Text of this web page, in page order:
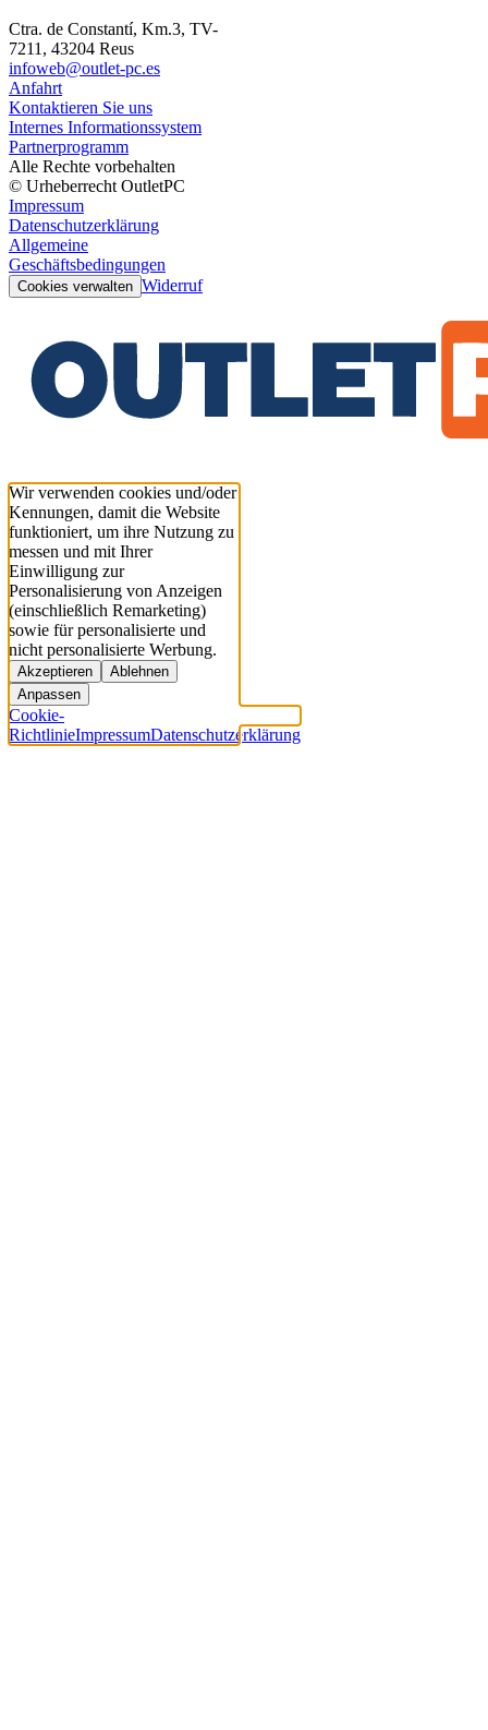
Ctra. de Constantí, Km.3, TV-
7211, 43204 Reus
infoweb@outlet-pc.es
Anfahrt
Kontaktieren Sie uns
Internes Informationssystem
Partnerprogramm
Alle Rechte vorbehalten
© Urheberrecht OutletPC
Impressum
Datenschutzerklärung
Allgemeine
Geschäftsbedingungen
Cookies verwalten Widerruf
Wir verwenden cookies und/oder
Kennungen, damit die Website
funktioniert, um ihre Nutzung zu
messen und mit Ihrer
Einwilligung zur
Personalisierung von Anzeigen
(einschließlich Remarketing)
sowie für personalisierte und
nicht personalisierte Werbung.
Akzeptieren
Ablehnen
Anpassen
Cookie-
RichtlinieImpressumDatenschutzerklärung